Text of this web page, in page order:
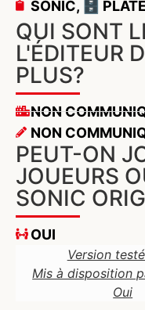
SONIC, 🗄️
QUI SONT
L'ÉDITEUR
PLUS?
NON
NON
PEUT-ON
JOUEURS
SONIC
OUI
Version
Mis à disposition
Oui